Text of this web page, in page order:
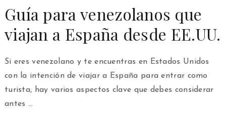
Guía para venezolanos que
viajan a España desde EE.UU.
Si eres venezolano y te encuentras en Estados Unidos
con la intención de viajar a España para entrar como
turista, hay varios aspectos clave que debes considerar
antes …